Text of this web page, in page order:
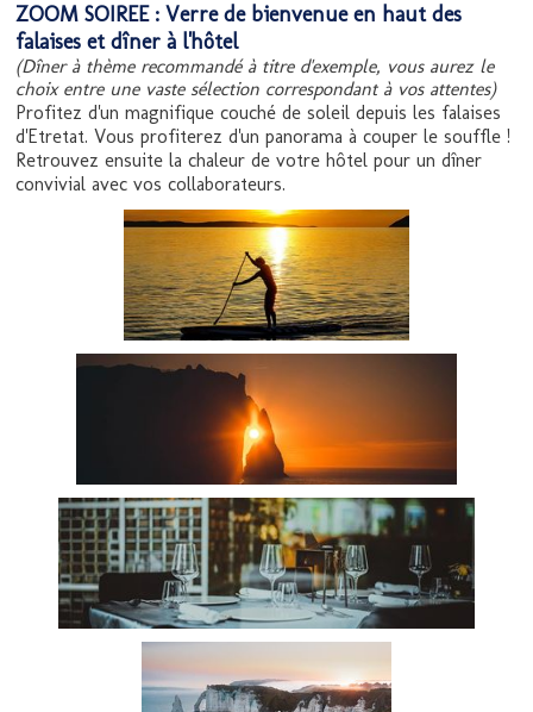
ZOOM SOIREE : Verre de bienvenue en haut des
falaises et dîner à l'hôtel
(Dîner à thème recommandé à titre d'exemple, vous aurez le
choix entre une vaste sélection correspondant à vos attentes)
Profitez d'un magnifique couché de soleil depuis les falaises
d'Etretat. Vous profiterez d'un panorama à couper le souffle !
Retrouvez ensuite la chaleur de votre hôtel pour un dîner
convivial avec vos collaborateurs.